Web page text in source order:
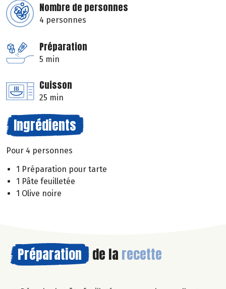
Nombre de personnes
4 personnes
Préparation
5 min
Cuisson
25 min
Ingrédients
Pour 4 personnes
1 Préparation pour tarte
1 Pâte feuilletée
1 Olive noire
Préparation de la recette